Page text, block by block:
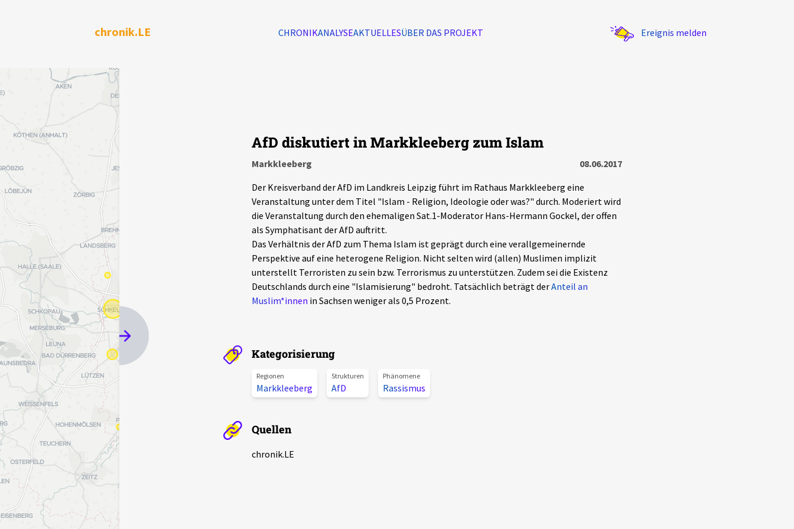
chronik.LE CHRONIKANALYSEAKTUELLESÜBER DAS PROJEKT Ereignis melden
AfD diskutiert in Markkleeberg zum Islam
Markkleeberg
08.06.2017
Der Kreisverband der AfD im Landkreis Leipzig führt im Rathaus Markkleeberg eine
Veranstaltung unter dem Titel "Islam - Religion, Ideologie oder was?" durch. Moderiert wird
die Veranstaltung durch den ehemaligen Sat.1-Moderator Hans-Hermann Gockel, der offen
als Symphatisant der AfD auftritt.
Das Verhältnis der AfD zum Thema Islam ist geprägt durch eine verallgemeinernde
Perspektive auf eine heterogene Religion. Nicht selten wird (allen) Muslimen implizit
unterstellt Terroristen zu sein bzw. Terrorismus zu unterstützen. Zudem sei die Existenz
Deutschlands durch eine "Islamisierung" bedroht. Tatsächlich beträgt derAnteil an
Muslim*innen in Sachsen weniger als 0,5 Prozent.
Kategorisierung
Regionen
Markkleeberg
Strukturen
AfD
Phänomene
Rassismus
Quellen
chronik.LE
Ereignisse